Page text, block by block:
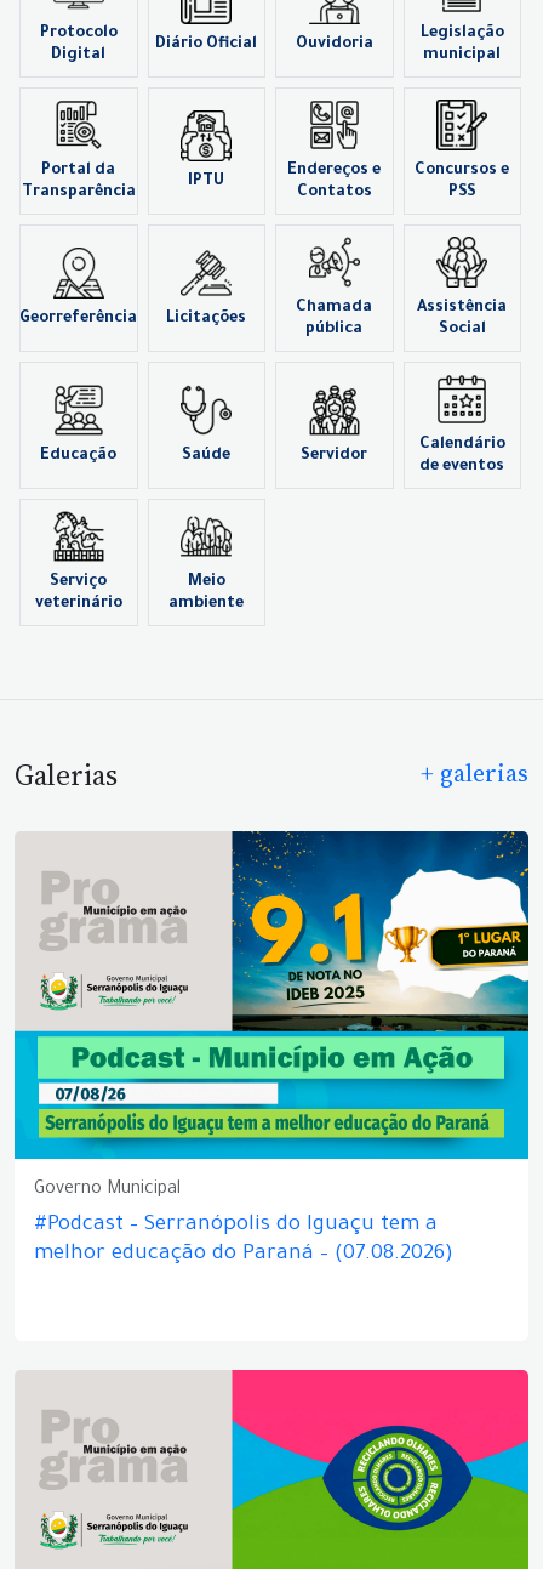
Protocolo
Digital
Diário Oficial Ouvidoria
Legislação
municipal
Portal da
Transparência
IPTU
Endereços e
Contatos
Concursos e
PSS
Georreferência Licitações
Chamada
pública
Assistência
Social
Educação Saúde Servidor
Calendário
de eventos
Serviço
veterinário
Meio
ambiente
Galerias + galerias
Governo Municipal
#Podcast – Serranópolis do Iguaçu tem a
melhor educação do Paraná – (07.08.2026)